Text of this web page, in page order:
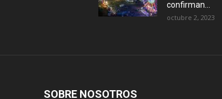
confirman...
octubre 2, 2023
SOBRE NOSOTROS